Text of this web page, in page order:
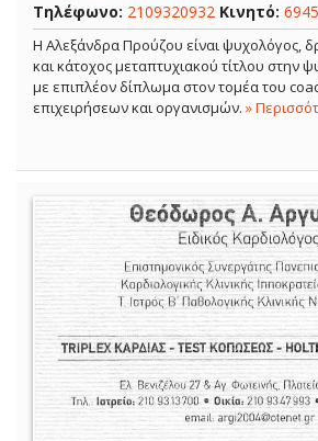
Τηλέφωνο: 2109320932 Κινητό:
Η Αλεξάνδρα Προύζου είναι ψυχολόγος,
και κάτοχος μεταπτυχιακού τίτλου στην
με επιπλέον δίπλωμα στον τομέα του
επιχειρήσεων και οργανισμών. »